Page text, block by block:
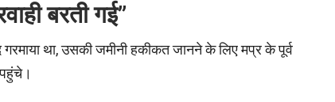
बरती गई”
था, उसकी जमीनी हकीकत जानने के लिए मप्र के पूर्व